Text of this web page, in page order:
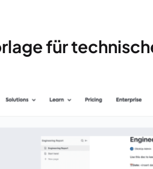
für